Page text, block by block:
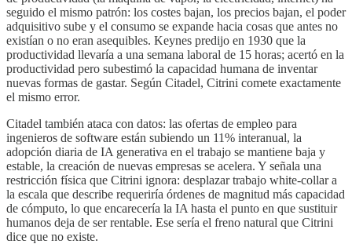
seguido el mismo patrón: los costes bajan, los precios bajan, el poder
adquisitivo sube y el consumo se expande hacia cosas que antes no
existían o no eran asequibles. Keynes predijo en 1930 que la
productividad llevaría a una semana laboral de 15 horas; acertó en la
productividad pero subestimó la capacidad humana de inventar
nuevas formas de gastar. Según Citadel, Citrini comete exactamente
el mismo error.
Citadel también ataca con datos: las ofertas de empleo para
ingenieros de software están subiendo un 11% interanual, la
adopción diaria de IA generativa en el trabajo se mantiene baja y
estable, la creación de nuevas empresas se acelera. Y señala una
restricción física que Citrini ignora: desplazar trabajo white-collar a
la escala que describe requeriría órdenes de magnitud más capacidad
de cómputo, lo que encarecería la IA hasta el punto en que sustituir
humanos deja de ser rentable. Ese sería el freno natural que Citrini
dice que no existe.